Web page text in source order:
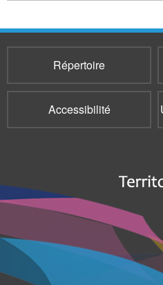
Répertoire
Accessibilité